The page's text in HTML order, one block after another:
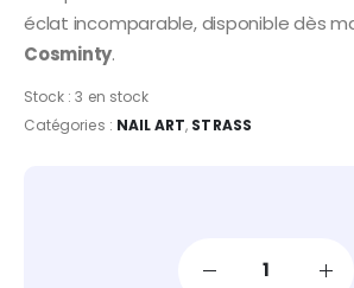
éclat incomparable, disponible dès
Cosminty.
Stock :3 en stock
Catégories : NAIL ART, STRASS